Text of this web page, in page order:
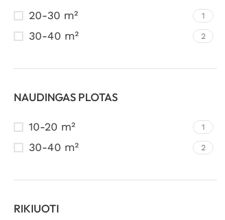
20-30 m² 1
30-40 m² 2
NAUDINGAS PLOTAS
10-20 m² 1
30-40 m² 2
RIKIUOTI